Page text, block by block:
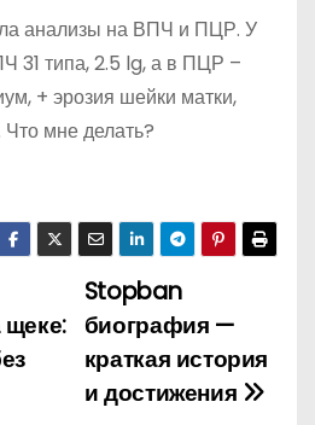
анализы на ВПЧ и ПЦР. У
31 типа, 2.5 lg, а в ПЦР –
+ эрозия шейки матки,
мне делать?
Stopban
биография —
краткая история
и достижения
щеке: